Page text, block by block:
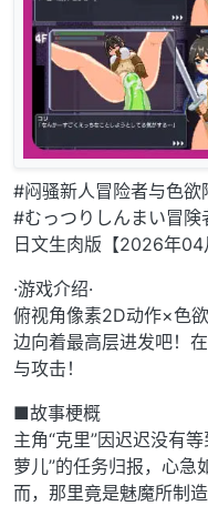
#闷骚新人冒险者与色欲
#むっつりしんまい冒
日文生肉版【2026年04
·游戏介绍·
俯视角像素2D动作×色
边向着最高层进发吧！
与攻击！
■故事梗概
主角“克里”因迟迟没有
萝儿”的任务归报，心急
而，那里竟是魅魔所制